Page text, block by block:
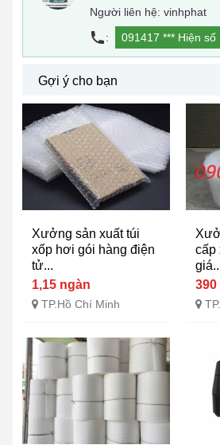
Người liên hệ: vinhphat
:
091417 *** Hiện số
Gợi ý cho bạn
Xưởng sản xuất túi
xốp hơi gói hàng điện
tử...
1,15 ngàn
TP.Hồ Chí Minh
cấp
390